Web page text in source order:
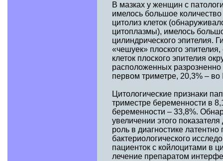
В мазках у женщин с
имелось большое
цитолиз клеток
цитоплазмы), имелось
цилиндрического эпителия.
«чешуек» плоского
клеток плоского эпителия
расположенных
первом триметре, 20,3% – во
Цитологические признаки
триместре беременности в
беременности – 33,8%.
увеличении этого
роль в диагностике
бактериологического
пациенток с койлоцитами в
лечение препаратом